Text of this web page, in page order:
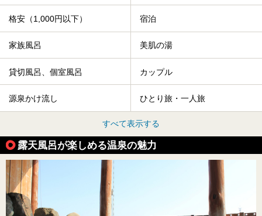
格安（1,000円以下） 宿泊
家族風呂 美肌の湯
貸切風呂、個室風呂 カップル
源泉かけ流し ひとり旅・一人旅
すべて表示する
露天風呂が楽しめる温泉の魅力